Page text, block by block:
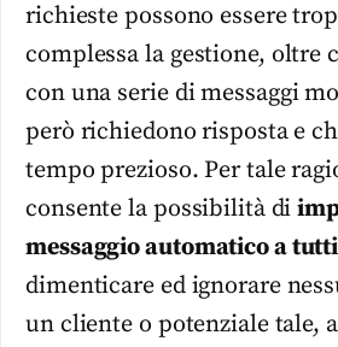
richieste possono essere
complessa la gestione, oltre
con una serie di messaggi
però richiedono risposta e
tempo prezioso. Per tale
consente la possibilità di
messaggio automatico a
dimenticare ed ignorare
un cliente o potenziale tale,